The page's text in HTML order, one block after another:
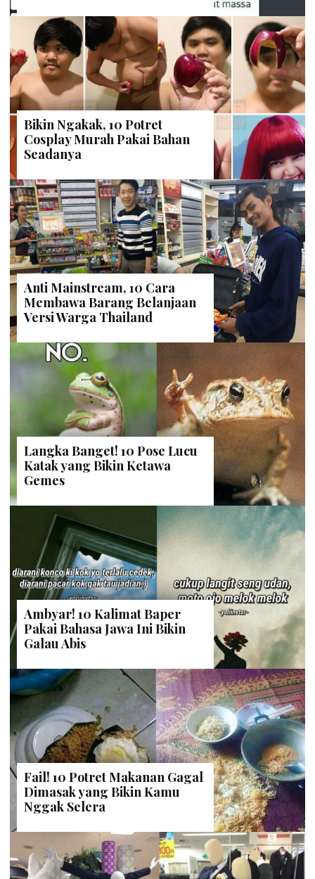
Bikin Ngakak, 10 Potret
Cosplay Murah Pakai Bahan
Seadanya
Anti Mainstream, 10 Cara
Membawa Barang Belanjaan
Versi Warga Thailand
Langka Banget! 10 Pose Lucu
Katak yang Bikin Ketawa
Gemes
Ambyar! 10 Kalimat Baper
Pakai Bahasa Jawa Ini Bikin
Galau Abis
Fail! 10 Potret Makanan Gagal
Dimasak yang Bikin Kamu
Nggak Selera